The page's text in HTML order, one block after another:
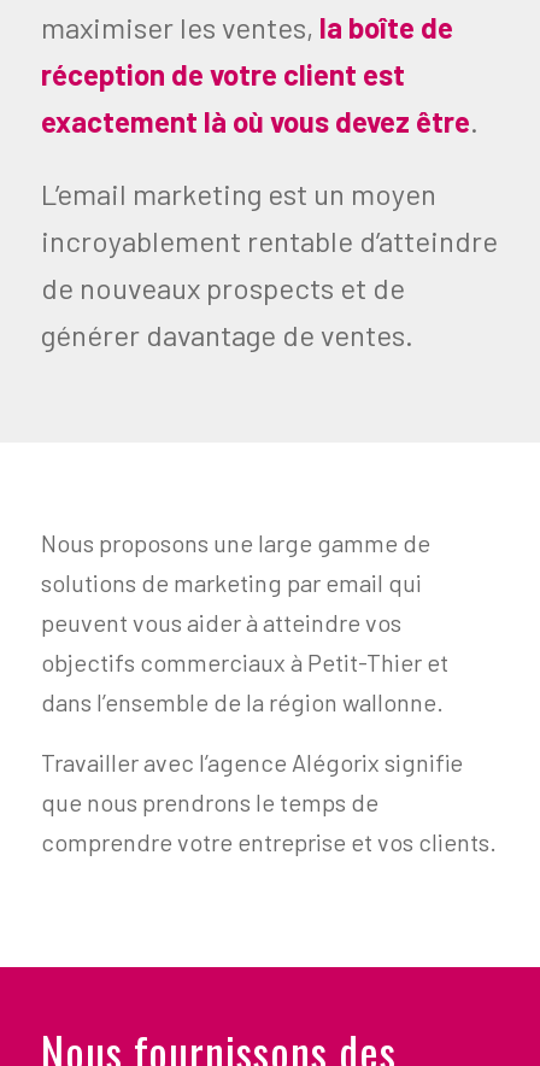
maximiser les ventes, la boîte de
réception de votre client est
exactement là où vous devez être.
L’email marketing est un moyen
incroyablement rentable d’atteindre
de nouveaux prospects et de
générer davantage de ventes.
Nous proposons une large gamme de
solutions de marketing par email qui
peuvent vous aider à atteindre vos
objectifs commerciaux à Petit-Thier et
dans l’ensemble de la région wallonne.
Travailler avec l’agence Alégorix signifie
que nous prendrons le temps de
comprendre votre entreprise et vos clients.
Nous fournissons des